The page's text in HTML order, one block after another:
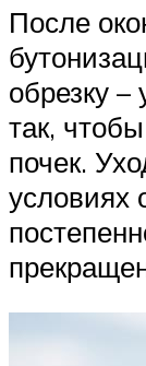
После
обрезку –
так,
почек.
условиях